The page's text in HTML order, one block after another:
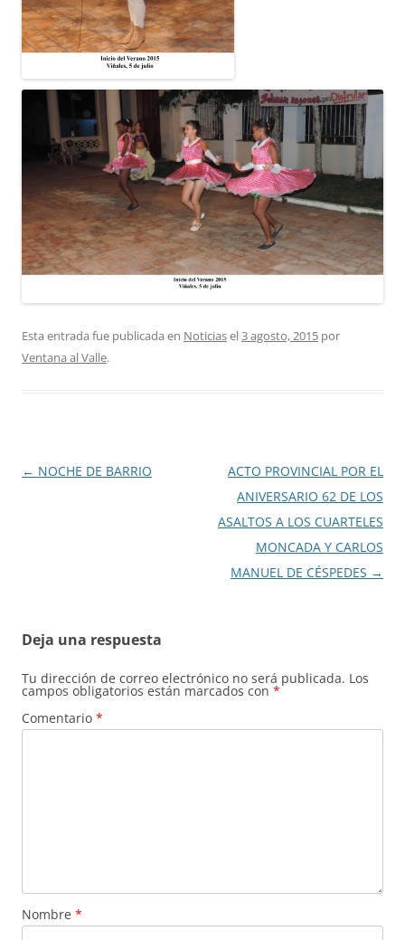
Esta entrada fue publicada en Noticiasel3 agosto, 2015 por
Ventana al Valle.
Navegación
← NOCHE DE BARRIO
ACTO PROVINCIAL POR EL
ANIVERSARIO 62 DE LOS
ASALTOS A LOS CUARTELES
MONCADA Y CARLOS
MANUEL DE CÉSPEDES →
Deja una respuesta
Tu dirección de correo electrónico no será publicada. Los
campos obligatorios están marcados con *
Comentario *
Nombre *